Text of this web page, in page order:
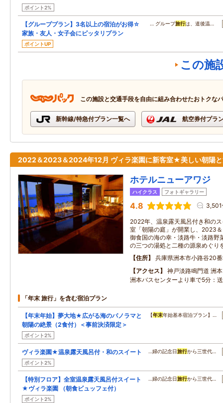
ポイント2%
【グループプラン】3名以上の宿泊がお得☆
家族・友人・女子会にピッタリプラン
ポイントUP
… グループ旅行は、道後温…
この施
この施設と交通手段を自由に組み合わせたおトクな
新幹線/特急付プラン一覧へ 航空券付プラ
2022＆2023＆2024年12月 ヴィラ楽園に新客室★美しい朝陽
ホテルニューアワジ
ハイクラス フォトギャラリー
4.8
2022年、温泉露天風呂付き和の
室「朝陽の庭」が開業し、2023
御食国の海の幸・淡路牛・淡路野
の三つの湯処と二種の源泉めぐり
住所
兵庫県洲本市小路谷20
アクセス
神戸淡路鳴門道 洲
洲本バスセンターより車で5分：
「年末 旅行」を含む宿泊プラン
【年末年始】夢大地★広がる海のパノラマと
朝陽の絶景（2食付）＜事前決済限定＞
ポイント2%
【年末年始基本宿泊プラン】…
ヴィラ楽園★温泉露天風呂付・和のスイート
ポイント2%
…婦の記念日旅行から三世代…
【特別フロア】全室温泉露天風呂付スイート
★ヴィラ楽園 （朝食ビュッフェ付）
ポイント2%
…婦の記念日旅行から三世代…